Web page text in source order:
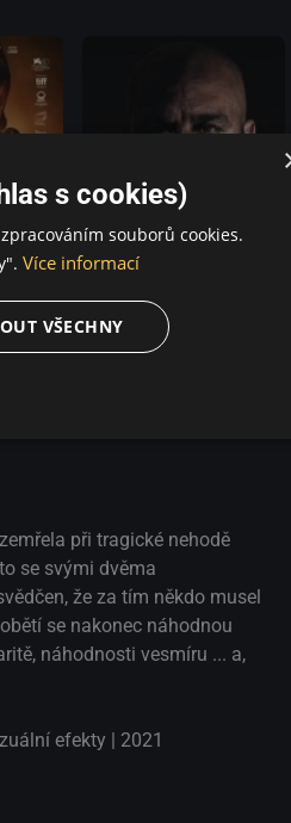
Darkland: Návrat
při tragické nehodě
se svými dvěma
že za tím někdo musel
se nakonec náhodnou
náhodnosti vesmíru ... a,
efekty | 2021
s cookies)
souborů cookies.
Více informací
VŠECHNY